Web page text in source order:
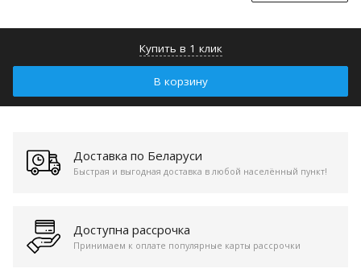
Купить в 1 клик
В корзину
Доставка по Беларуси
Быстрая и выгодная доставка в любой населённый пункт!
Доступна рассрочка
Принимаем к оплате популярные карты рассрочки